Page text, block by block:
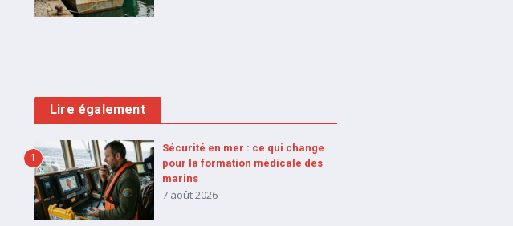
Lire également
1
Sécurité en mer : ce qui change
pour la formation médicale des
marins
7 août 2026